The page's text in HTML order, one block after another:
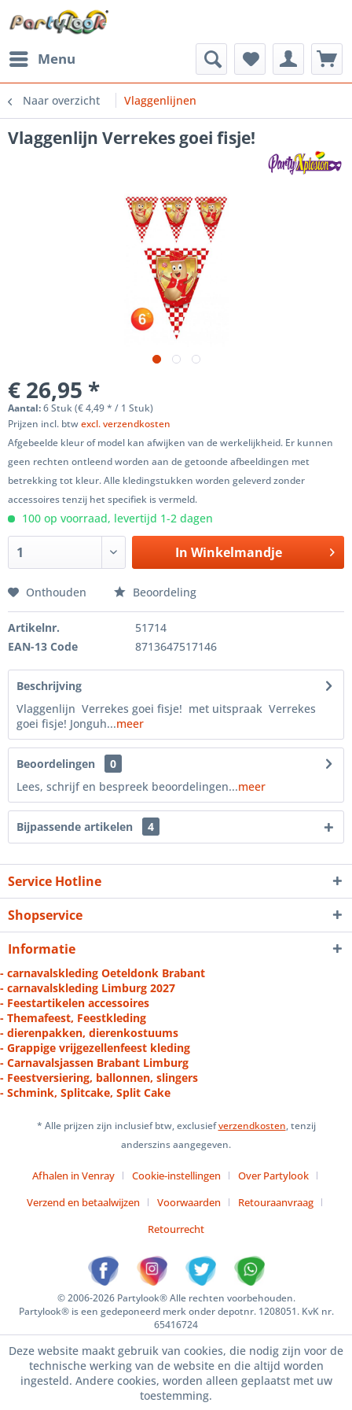
Menu
Naar overzicht Vlaggenlijnen
Vlaggenlijn Verrekes goei fisje!
€ 26,95 *
Aantal:6 Stuk (€ 4,49 * / 1 Stuk)
Prijzen incl. btwexcl. verzendkosten
Afgebeelde kleur of model kan afwijken van de werkelijkheid. Er kunnen
geen rechten ontleend worden aan de getoonde afbeeldingen met
betrekking tot kleur. Alle kledingstukken worden geleverd zonder
accessoires tenzij het specifiek is vermeld.
100 op voorraad, levertijd 1-2 dagen
In Winkelmandje
Onthouden Beoordeling
Artikelnr.
51714
EAN-13 Code
8713647517146
Beschrijving
Vlaggenlijn Verrekes goei fisje! met uitspraak Verrekes
goei fisje! Jonguh...meer
Beoordelingen
0
Lees, schrijf en bespreek beoordelingen...meer
Bijpassende artikelen 4
Service Hotline
Shopservice
Informatie
- carnavalskleding Oeteldonk Brabant
- carnavalskleding Limburg 2027
- Feestartikelen accessoires
- Themafeest, Feestkleding
- dierenpakken, dierenkostuums
- Grappige vrijgezellenfeest kleding
- Carnavalsjassen Brabant Limburg
- Feestversiering, ballonnen, slingers
- Schmink, Splitcake, Split Cake
* Alle prijzen zijn inclusief btw, exclusiefverzendkosten, tenzij
anderszins aangegeven.
Afhalen in Venray Cookie-instellingen
Over Partylook
Verzend en betaalwijzen
Voorwaarden
Retouraanvraag
Retourrecht
© 2006-2026 Partylook® Alle rechten voorbehouden.
Partylook® is een gedeponeerd merk onder depotnr. 1208051. KvK nr.
65416724
Deze website maakt gebruik van cookies, die nodig zijn voor de
technische werking van de website en die altijd worden
ingesteld. Andere cookies, worden alleen geplaatst met uw
toestemming.